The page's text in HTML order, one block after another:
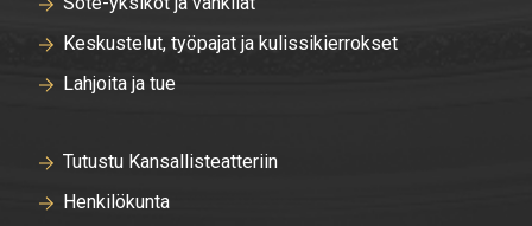
Keskustelut, työpajat ja kulissikierrokset
Lahjoita ja tue
Tutustu Kansallisteatteriin
Henkilökunta